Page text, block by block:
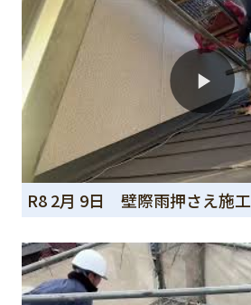
R8 2月 9日 壁際雨押さえ施工